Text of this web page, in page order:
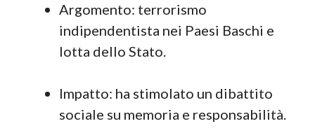
Argomento: terrorismo
indipendentista nei Paesi Baschi e
lotta dello Stato.
Impatto: ha stimolato un dibattito
sociale su memoria e responsabilità.